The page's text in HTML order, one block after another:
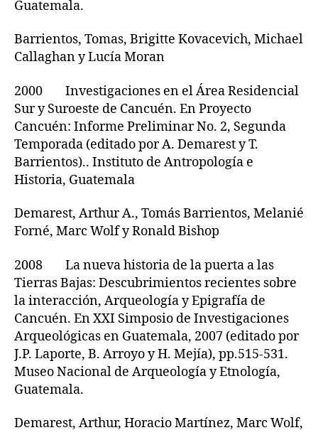
Guatemala.
Barrientos, Tomas, Brigitte Kovacevich, Michael
Callaghan y Lucía Moran
2000 Investigaciones en el Área Residencial
Sur y Suroeste de Cancuén. En Proyecto
Cancuén: Informe Preliminar No. 2, Segunda
Temporada (editado por A. Demarest y T.
Barrientos).. Instituto de Antropología e
Historia, Guatemala
Demarest, Arthur A., Tomás Barrientos, Melanié
Forné, Marc Wolf y Ronald Bishop
2008 La nueva historia de la puerta a las
Tierras Bajas: Descubrimientos recientes sobre
la interacción, Arqueología y Epigrafía de
Cancuén. En XXI Simposio de Investigaciones
Arqueológicas en Guatemala, 2007 (editado por
J.P. Laporte, B. Arroyo y H. Mejía), pp.515-531.
Museo Nacional de Arqueología y Etnología,
Guatemala.
Demarest, Arthur, Horacio Martínez, Marc Wolf,